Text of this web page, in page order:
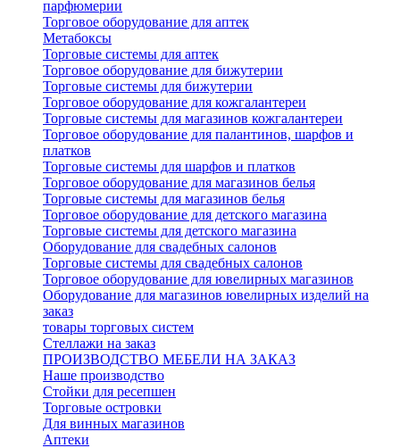
парфюмерии
Торговое оборудование для аптек
Метабоксы
Торговые системы для аптек
Торговое оборудование для бижутерии
Торговые системы для бижутерии
Торговое оборудование для кожгалантереи
Торговые системы для магазинов кожгалантереи
Торговое оборудование для палантинов, шарфов и
платков
Торговые системы для шарфов и платков
Торговое оборудование для магазинов белья
Торговые системы для магазинов белья
Торговое оборудование для детского магазина
Торговые системы для детского магазина
Оборудование для свадебных салонов
Торговые системы для свадебных салонов
Торговое оборудование для ювелирных магазинов
Оборудование для магазинов ювелирных изделий на
заказ
товары торговых систем
Стеллажи на заказ
ПРОИЗВОДСТВО МЕБЕЛИ НА ЗАКАЗ
Наше производство
Стойки для ресепшен
Торговые островки
Для винных магазинов
Аптеки